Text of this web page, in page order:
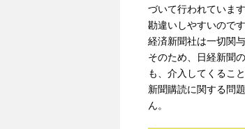
づいて行われています
勘違いしやすいので
経済新聞社は一切関
そのため、日経新聞
も、介入してくるこ
新聞購読に関する問
ん。